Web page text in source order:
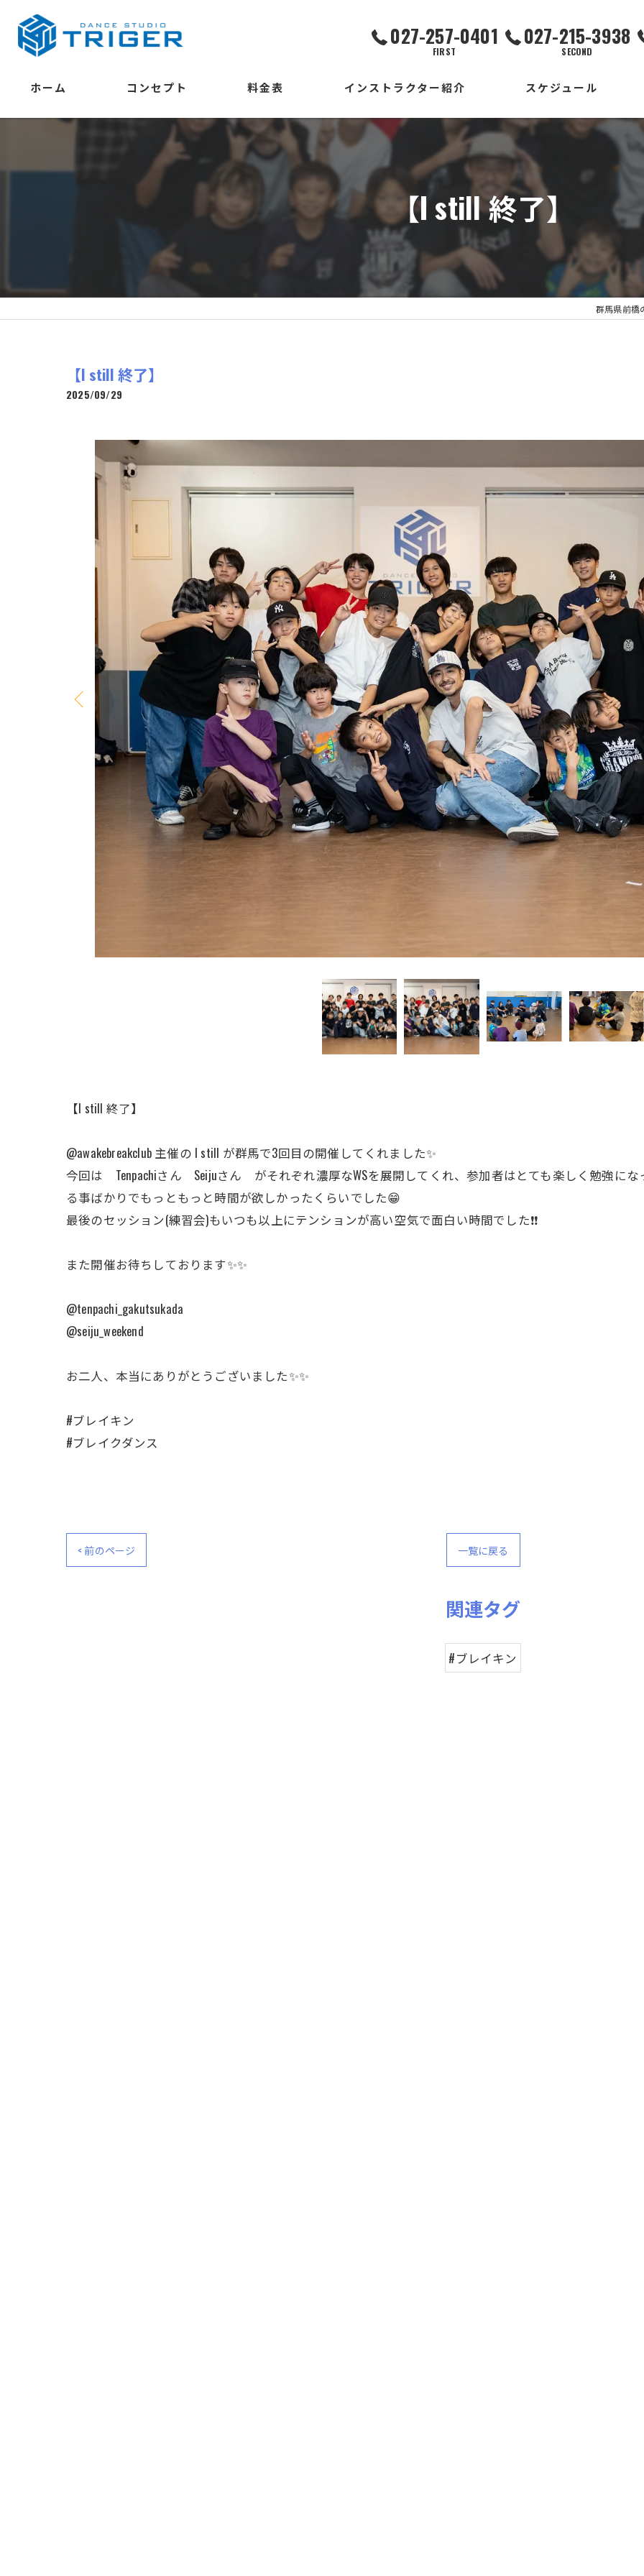
027-257-0401
FIRST
027-215-3938
SECOND
ホーム コンセプト 料金表 インストラクター紹介 スケジュール
FIRST校
SECOND校
THIRD校
【I still 終了】
群馬県前橋
【I still 終了】
2025/09/29
【I still 終了】
@awakebreakclub 主催の I still が群馬で3回目の開催してくれました✨
今回は Tenpachiさん Seijuさん がそれぞれ濃厚なWSを展開してくれ、参加者はとても楽しく勉強に
る事ばかりでもっともっと時間が欲しかったくらいでした😁
最後のセッション(練習会)もいつも以上にテンションが高い空気で面白い時間でした❗️❗️
また開催お待ちしております✨✨
@tenpachi_gakutsukada
@seiju_weekend
お二人、本当にありがとうございました✨✨
#ブレイキン
#ブレイクダンス
< 前のページ 一覧に戻る
関連タグ
#ブレイキン
ジオのこと、先生たちのことなどゆるく配信中
視聴する
ジオのこと、先生たちのことなどゆるく配信中
視聴する